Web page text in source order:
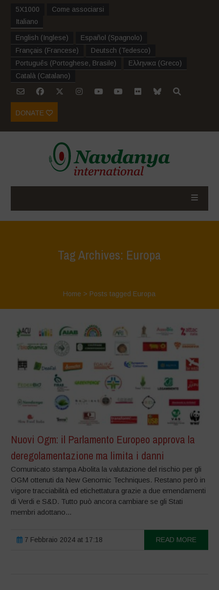
5X1000
Come associarsi
Italiano
English (Inglese) Español (Spagnolo)
Français (Francese) Deutsch (Tedesco)
Português (Portoghese, Brasile) Ελληνικα (Greco)
Català (Catalano)
DONATE
Tag Archives: Europa
Home > Posts tagged Europa
Nuovi Ogm: il Parlamento Europeo approva la
deregolamentazione ma limita i danni
Comunicato stampa Abolita la valutazione del rischio per gli
OGM ottenuti da New Genomic Techniques. Restano però in
vigore tracciabilità ed etichettatura grazie a due emendamenti
di Verdi e S&D. Tutto può ancora cambiare se gli Stati
membri adottano...
7 Febbraio 2024 at 17:18 READ MORE